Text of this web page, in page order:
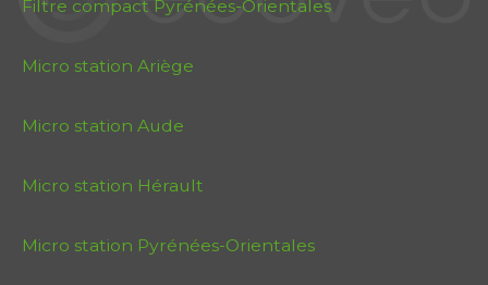
Filtre compact Pyrénées-Orientales
Micro station Ariège
Micro station Aude
Micro station Hérault
Micro station Pyrénées-Orientales